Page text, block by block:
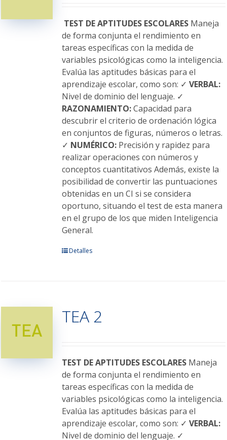
elegir
en
la
página
de
producto
TEST DE APTITUDES ESCOLARESManeja
de forma conjunta el rendimiento en
tareas específicas con la medida de
variables psicológicas como la inteligencia.
Evalúa las aptitudes básicas para el
aprendizaje escolar, como son: ✓ VERBAL:
Nivel de dominio del lenguaje. ✓
RAZONAMIENTO:Capacidad para
descubrir el criterio de ordenación lógica
en conjuntos de figuras, números o letras.
✓ NUMÉRICO:Precisión y rapidez para
realizar operaciones con números y
conceptos cuantitativos Además, existe la
posibilidad de convertir las puntuaciones
obtenidas en un CI si se considera
oportuno, situando el test de esta manera
en el grupo de los que miden Inteligencia
General.
Este
Las
opciones
elegir
en
la
página
de
producto
Detalles
TEA 2
TEST DE APTITUDES ESCOLARESManeja
de forma conjunta el rendimiento en
tareas específicas con la medida de
variables psicológicas como la inteligencia.
Evalúa las aptitudes básicas para el
aprendizaje escolar, como son: ✓ VERBAL:
Nivel de dominio del lenguaje. ✓